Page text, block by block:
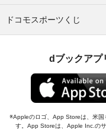
ドコモスポーツくじ
dブックアプ
Appleのロゴ、App Storeは、米
す。App Storeは、Apple Inc.のサ